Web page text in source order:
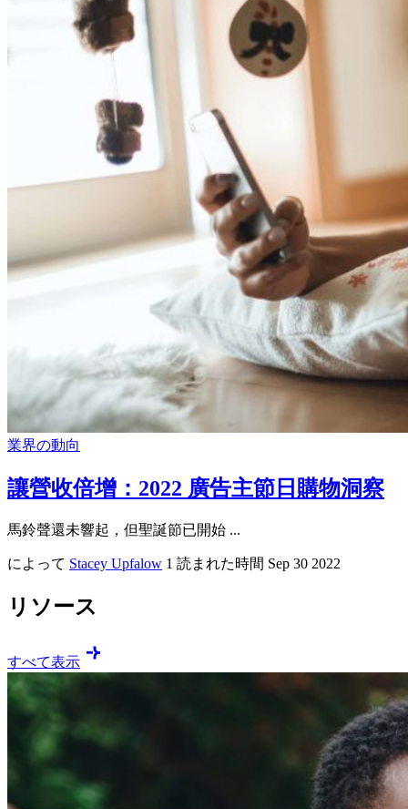
業界の動向
讓營收倍增：2022 廣告主節日購物洞察
馬鈴聲還未響起，但聖誕節已開始 ...
によって Stacey Upfalow 1 読まれた時間 Sep 30 2022
リソース
すべて表示